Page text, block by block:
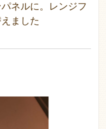
ネルに。レンジフ
ました